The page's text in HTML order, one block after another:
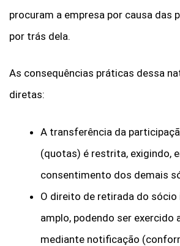
procuram a empresa por causa das
por trás dela.
As consequências práticas dessa
diretas:
A transferência da
(quotas) é restrita, exigindo,
consentimento dos demais
O direito de retirada do
amplo, podendo ser exercido
mediante notificação